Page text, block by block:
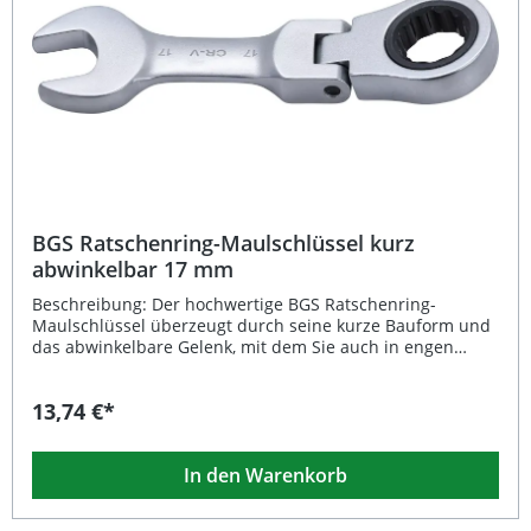
präzise Bewegungen 135 mm kurze Ausführung – ideal
für enge Arbeitsbereiche Verchromt und mattiert für
optimalen Korrosionsschutz Lieferumfang: 1x BGS
Ratschenring-Maulschlüssel 18 mm, kurz, abwinkelbar
BGS Ratschenring-Maulschlüssel kurz
abwinkelbar 17 mm
Beschreibung: Der hochwertige BGS Ratschenring-
Maulschlüssel überzeugt durch seine kurze Bauform und
das abwinkelbare Gelenk, mit dem Sie auch in engen
präzises und schnelles Schrauben ermöglicht. Gefertigt
verchromten, matten Oberfläche versehen, bietet dieses
Werkzeug eine lange Lebensdauer und hohe
Korrosionsbeständigkeit. Die Schlüsselweite beträgt 17
mm, ideal für den professionellen und handwerklichen
13,74 €*
In den Warenkorb